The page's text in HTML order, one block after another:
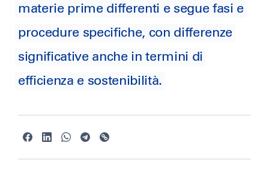
materie prime differenti e segue fasi e
procedure specifiche, con differenze
significative anche in termini di
efficienza e sostenibilità.